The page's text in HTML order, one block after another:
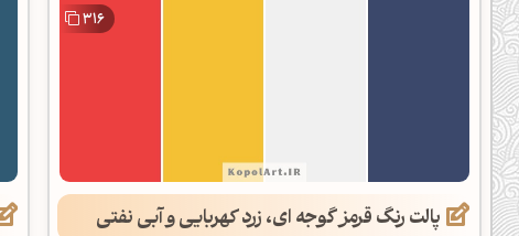
316
پالت رنگ قرمز گوجه ای، زرد کهربایی و آبی نفتی